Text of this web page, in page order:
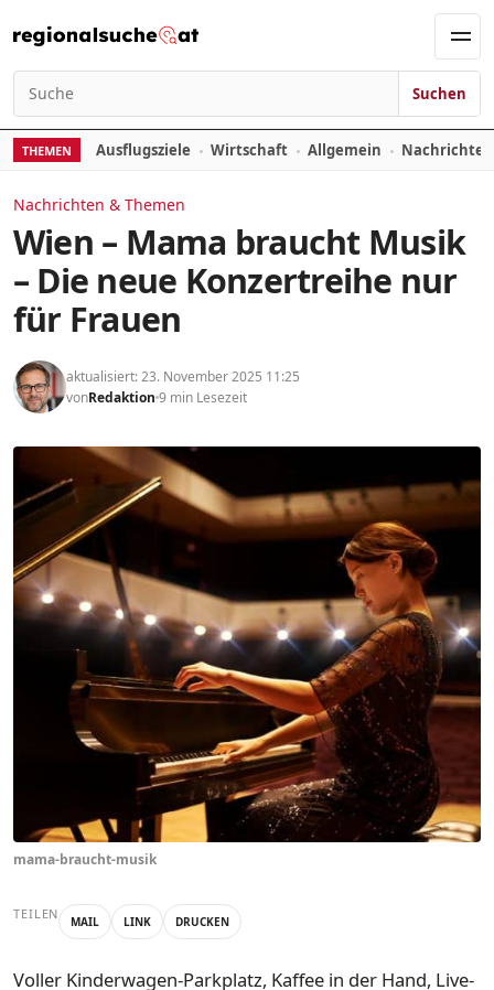
Suchen nach:
Suchen
THEMEN Ausflugsziele Wirtschaft Allgemein
Nachrichten & Themen
Wien – Mama braucht Musik
– Die neue Konzertreihe nur
für Frauen
aktualisiert: 23. November 2025 11:25
vonRedaktion 9 min Lesezeit
mama-braucht-musik
TEILEN MAIL LINK DRUCKEN
Voller Kinderwagen-Parkplatz, Kaffee in der Hand, Live-